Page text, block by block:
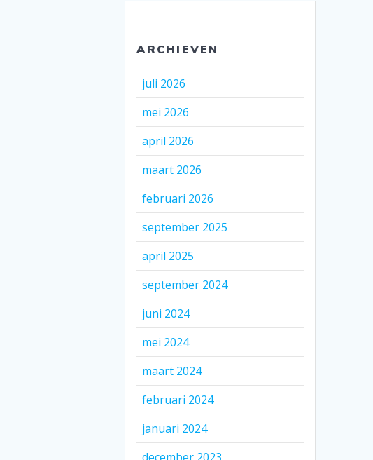
ARCHIEVEN
juli 2026
mei 2026
april 2026
maart 2026
februari 2026
september 2025
april 2025
september 2024
juni 2024
mei 2024
maart 2024
februari 2024
januari 2024